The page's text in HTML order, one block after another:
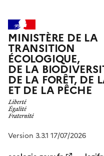
MINISTÈRE DE LA
TRANSITION
ÉCOLOGIQUE,
DE LA
DE LA FORÊT, DE
ET DE LA PÊCHE
Version 3.3.1 17/07/2026